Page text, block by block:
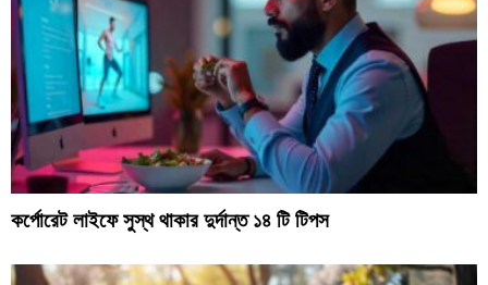
কর্পোরেট লাইফে সুস্থ থাকার দুর্দান্ত ১৪ টি টিপস